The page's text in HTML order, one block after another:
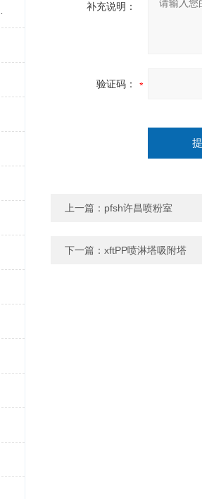
补充说明：
验证码：
上一篇： pfsh许昌喷粉室
下一篇： xftPP喷淋塔吸附塔